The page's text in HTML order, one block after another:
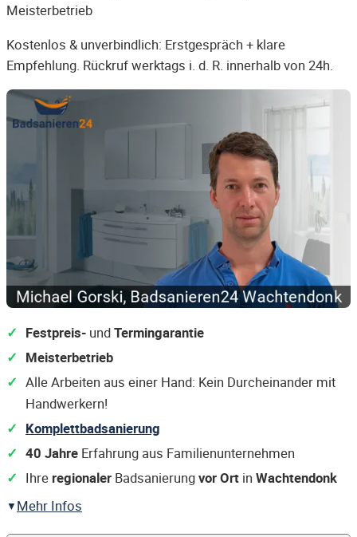
Meisterbetrieb
Kostenlos & unverbindlich: Erstgespräch + klare
Empfehlung. Rückruf werktags i. d. R. innerhalb von 24h.
Festpreis- undTermingarantie
Meisterbetrieb
Alle Arbeiten aus einer Hand: Kein Durcheinander mit
Handwerkern!
Komplettbadsanierung
40 Jahre Erfahrung aus Familienunternehmen
Ihre regionaler Badsanierungvor Ort in Wachtendonk
Mehr Infos